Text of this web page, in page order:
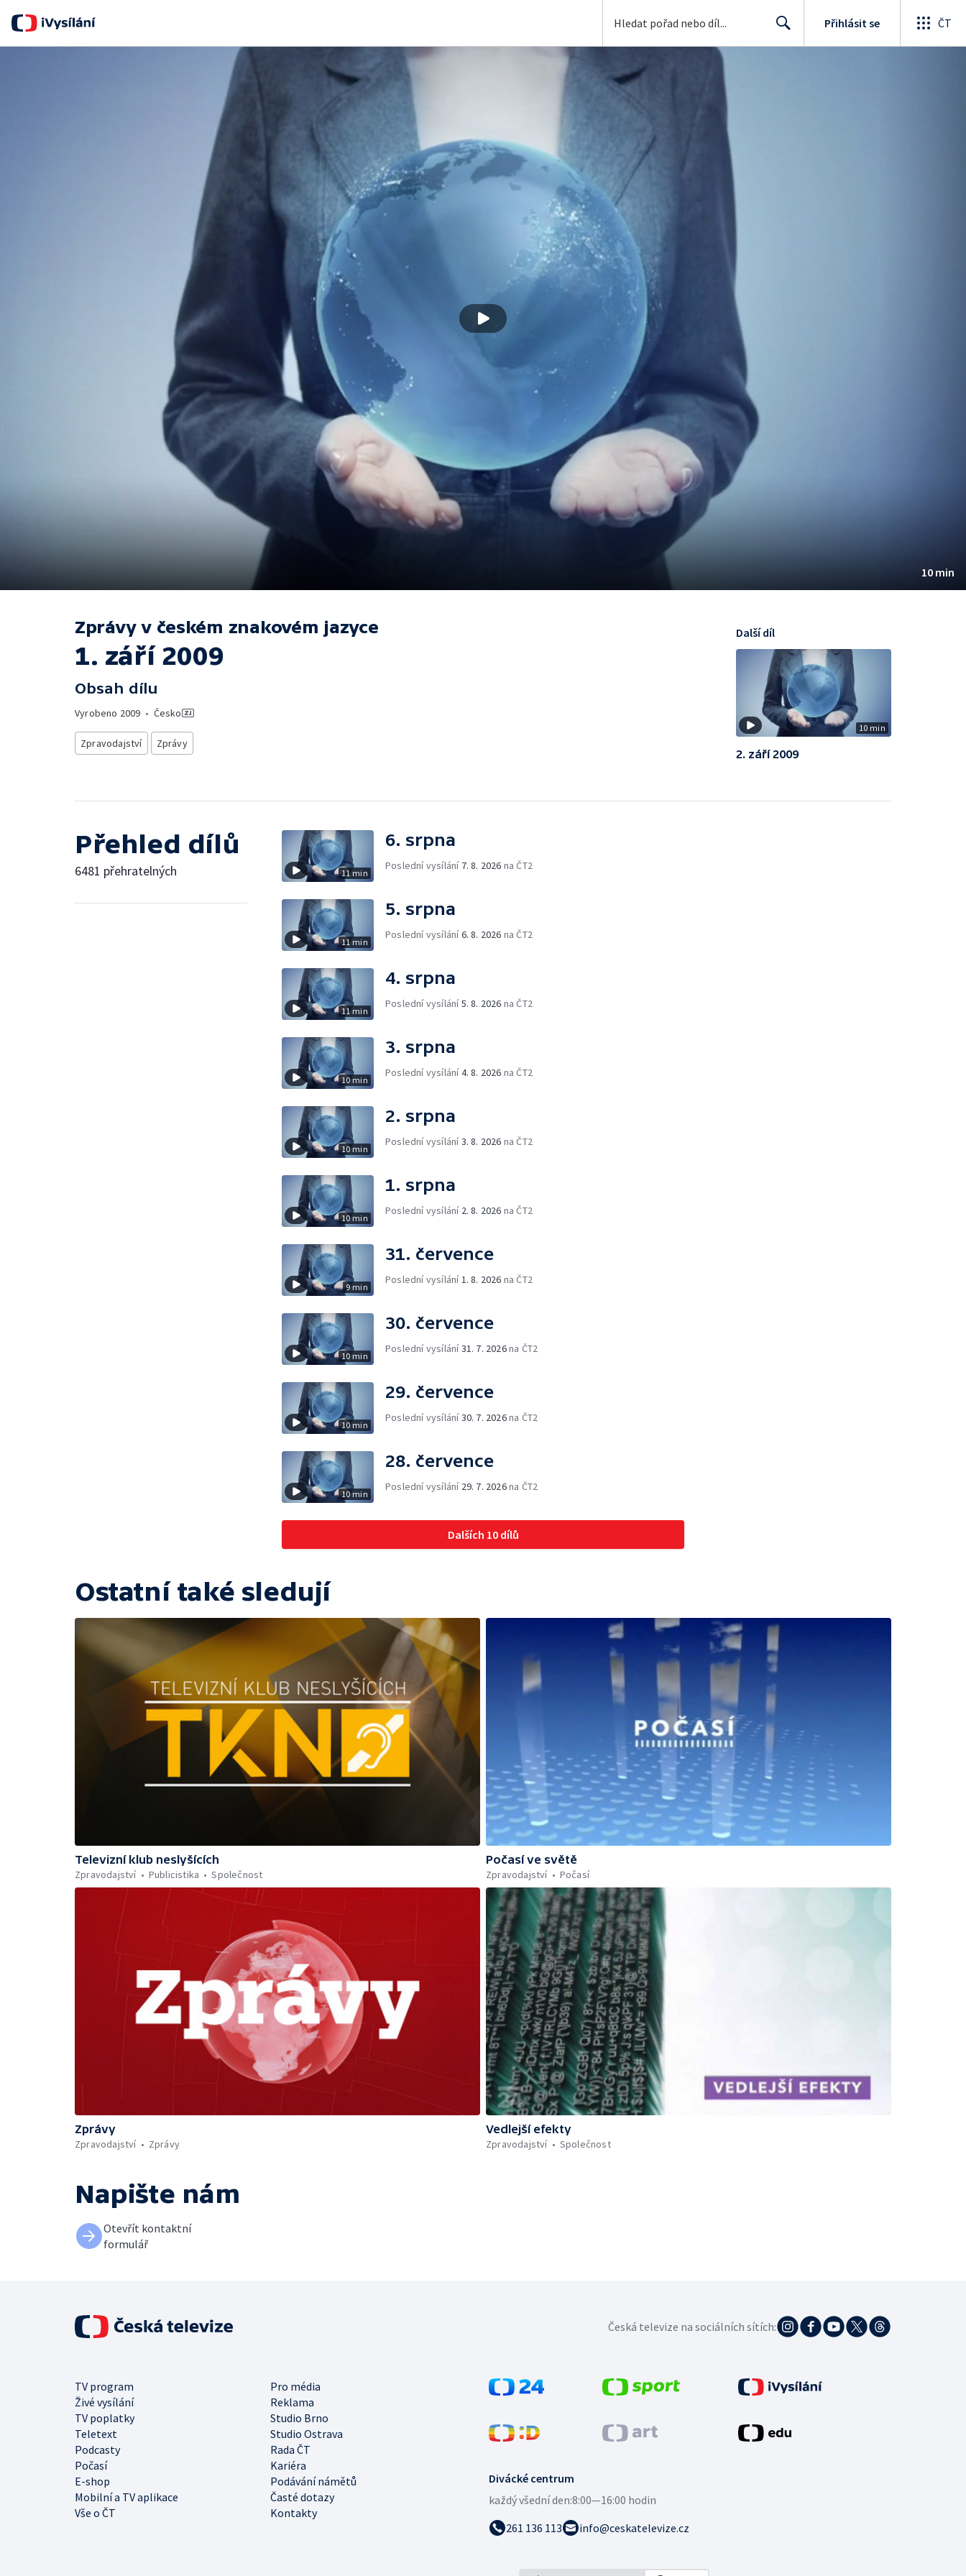
Přihlásit se ČT
10 min
Zprávy v českém znakovém jazyce
1. září 2009
Obsah dílu
Vyrobeno 2009 • Česko
Zpravodajství Zprávy
10 min
Další díl
2. září 2009
Přehled dílů
6481 přehratelných 11 min
6. srpna
Poslední vysílání 7. 8. 2026 na ČT2
11 min
5. srpna
Poslední vysílání6. 8. 2026 na ČT2
11 min
4. srpna
Poslední vysílání5. 8. 2026 na ČT2
10 min
3. srpna
Poslední vysílání4. 8. 2026 na ČT2
10 min
2. srpna
Poslední vysílání3. 8. 2026 na ČT2
10 min
1. srpna
Poslední vysílání 2. 8. 2026 na ČT2
9 min
31. července
Poslední vysílání 1. 8. 2026 na ČT2
10 min
30. července
Poslední vysílání31. 7. 2026na ČT2
10 min
29. července
Poslední vysílání30. 7. 2026na ČT2
10 min
28. července
Poslední vysílání 29. 7. 2026na ČT2
Dalších 10 dílů
Ostatní také sledují
Televizní klub neslyšících
Zpravodajství
Publicistika Společnost
Počasí ve světě
Zpravodajství
Počasí
Zprávy
Zpravodajství
Zprávy
Vedlejší efekty
Zpravodajství
Společnost
Napište nám
Otevřít kontaktní
formulář
Divácké centrum
každý všední den:8:00—16:00 hodin
261 136 113
info@ceskatelevize.cz
TV program
Pro média
Živé vysílání
Reklama
TV poplatky
Studio Brno
Teletext
Studio Ostrava
Podcasty
Rada ČT
Počasí
Kariéra
E-shop
Podávání námětů
Mobilní a TV aplikace
Časté dotazy
Vše o ČT
Kontakty
Česká televize na sociálních sítích: